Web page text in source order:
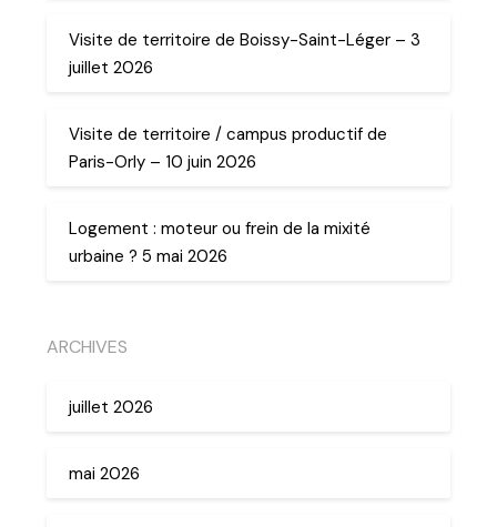
Visite de territoire de Boissy-Saint-Léger – 3
juillet 2026
Visite de territoire / campus productif de
Paris-Orly – 10 juin 2026
Logement : moteur ou frein de la mixité
urbaine ? 5 mai 2026
ARCHIVES
juillet 2026
mai 2026